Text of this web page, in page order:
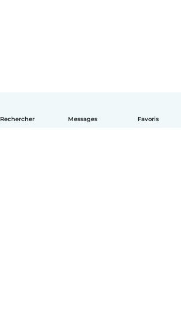
Rechercher Messages Favoris